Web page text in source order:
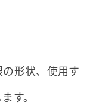
形状、使用す
す。